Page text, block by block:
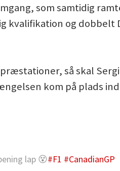
som samtidig
kvalifikation og dobbelt
så skal
kom på plads
lap 😵#F1 #CanadianGP